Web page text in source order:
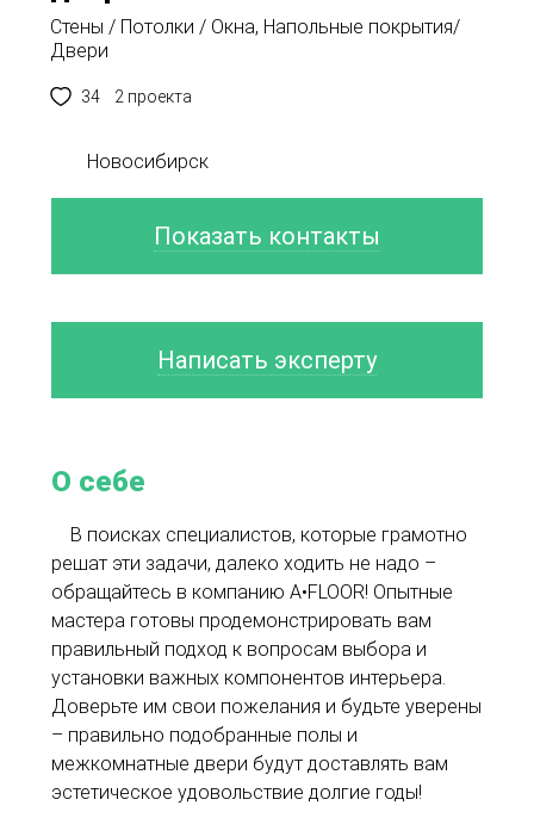
Стены / Потолки / Окна, Напольные покрытия/
Двери
34 2 проекта
О себе
В поисках специалистов, которые грамотно
решат эти задачи, далеко ходить не надо –
обращайтесь в компанию A•FLOOR! Опытные
мастера готовы продемонстрировать вам
правильный подход к вопросам выбора и
установки важных компонентов интерьера.
Доверьте им свои пожелания и будьте уверены
– правильно подобранные полы и
межкомнатные двери будут доставлять вам
эстетическое удовольствие долгие годы!
Новосибирск
Показать контакты
Написать эксперту